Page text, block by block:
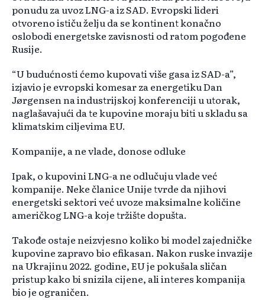
ponudu za uvoz LNG-a iz SAD. Evropski lideri
otvoreno ističu želju da se kontinent konačno
oslobodi energetske zavisnosti od ratom pogođene
Rusije.
“U budućnosti ćemo kupovati više gasa iz SAD-a”,
izjavio je evropski komesar za energetiku Dan
Jørgensen na industrijskoj konferenciji u utorak,
naglašavajući da te kupovine moraju biti u skladu sa
klimatskim ciljevima EU.
Kompanije, a ne vlade, donose odluke
Ipak, o kupovini LNG-a ne odlučuju vlade već
kompanije. Neke članice Unije tvrde da njihovi
energetski sektori već uvoze maksimalne količine
američkog LNG-a koje tržište dopušta.
Takođe ostaje neizvjesno koliko bi model zajedničke
kupovine zapravo bio efikasan. Nakon ruske invazije
na Ukrajinu 2022. godine, EU je pokušala sličan
pristup kako bi snizila cijene, ali interes kompanija
bio je ograničen.